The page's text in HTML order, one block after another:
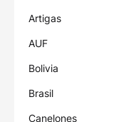
Artigas
AUF
Bolivia
Brasil
Canelones